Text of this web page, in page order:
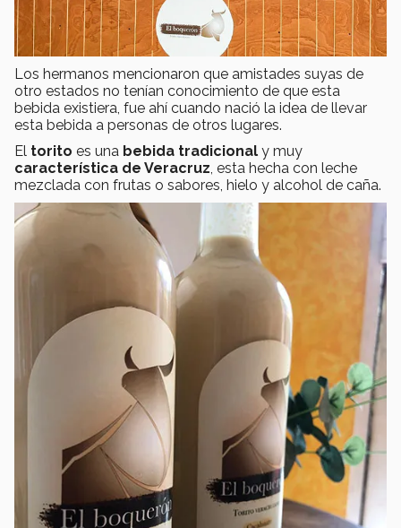
Los hermanos mencionaron que amistades suyas de
otro estados no tenían conocimiento de que esta
bebida existiera, fue ahí cuando nació la idea de llevar
esta bebida a personas de otros lugares.
El torito es una bebida tradicional y muy
característica de Veracruz, esta hecha con leche
mezclada con frutas o sabores, hielo y alcohol de caña.